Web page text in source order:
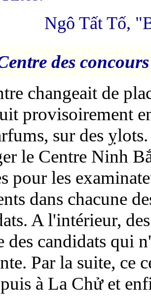
Ngô Tất Tố,
des
changeait de
provisoirement
sur des
le Centre Ninh
pour les
dans chacune
A l'intérieur,
des candidats qui
Par la suite, ce
à La Chử et